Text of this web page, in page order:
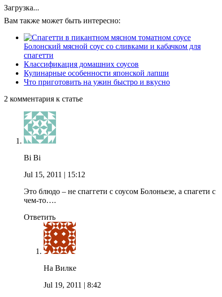
Загрузка...
Вам также может быть интересно:
Болонский мясной соус со сливками и кабачком для
спагетти
Классификация домашних соусов
Кулинарные особенности японской лапши
Что приготовить на ужин быстро и вкусно
2 комментария к статье
Bi Bi
Jul 15, 2011 | 15:12
Это блюдо – не спаггети с соусом Болоньезе, а спагети с
чем-то….
Ответить
На Вилке
Jul 19, 2011 | 8:42